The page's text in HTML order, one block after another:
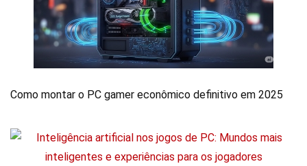
Como montar o PC gamer econômico definitivo em 2025